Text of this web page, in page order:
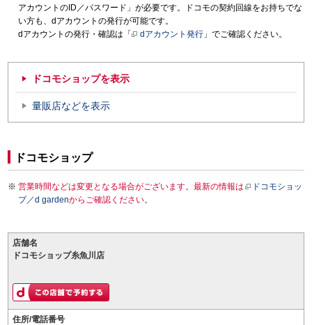
アカウントのID／パスワード」が必要です。ドコモの契約回線をお持ちでな
い方も、dアカウントの発行が可能です。
dアカウントの発行・確認は「
dアカウント発行 」でご確認ください。
ドコモショップを表示
量販店などを表示
ドコモショップ
営業時間などは変更となる場合がございます。最新の情報は
ドコモショッ
プ／d gardenからご確認ください。
店舗名
ドコモショップ糸魚川店
住所/電話番号